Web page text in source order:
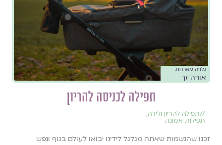
גלויה מארחת
אורה זך
תפילה לכניסה להריון
//תפילה להריון ולידה,
תפילות אמונה
זכנו שהנשמות שאתה מגלגל לידינו יבואו לעולם בגוף ונפש